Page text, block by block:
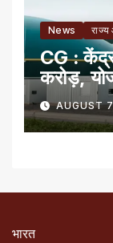
News
CG :
करोड़,
पहला राज्य
AUGUST
भारत